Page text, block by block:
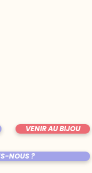
VENIR AU BIJOU
NOUS ?